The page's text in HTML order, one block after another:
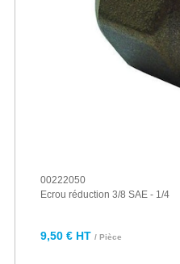
00222050
Ecrou réduction 3/8 SAE - 1/4
9,50 € HT / Pièce